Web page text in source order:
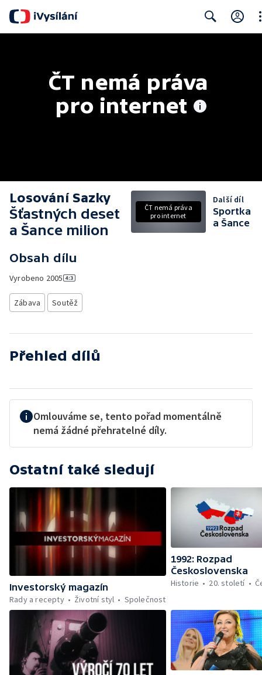
ČT nemá práva
pro internet
Losování Sazky
Šťastných deset
a Šance milion
Obsah dílu
Vyrobeno 2005
Zábava Soutěž
ČT nemá práva
pro internet
Další díl
Sportka
a Šance
Přehled dílů
Omlouváme se, tento pořad momentálně
nemá žádné přehratelné díly.
Ostatní také sledují
Investorský magazín
Rady a recepty
Životní styl Společnost
1992: Rozpad
Československa
Historie
20. století